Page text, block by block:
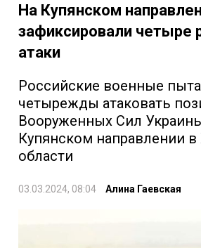
На Купянском
зафиксировали четыре
атаки
Российские военные
четырежды атаковать
Вооруженных Сил
Купянском направлении
области
03.03.2024, 08:04 Алина Гаевская